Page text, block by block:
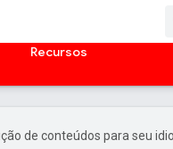
Recursos
de conteúdos para seu